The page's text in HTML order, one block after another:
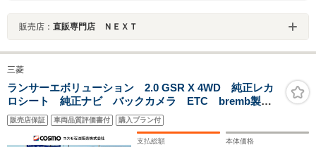
販売店： 直販専門店 ＮＥＸＴ
三菱
ランサーエボリューション 2.0 GSR X 4WD 純正レカ
ロシート 純正ナビ バックカメラ ETC bremb製レ
ッドブレーキキャリパー RAYSアルミホイール 大型リ
アスポイラー ツインクラッチSST搭載 スマートキー
販売店保証 車両品質評価書付 購入プラン付
支払総額 本体価格